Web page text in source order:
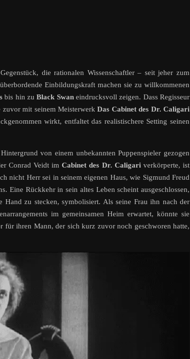
die rationalen Wissenschaftler – seit jeher zum
Einbildungskraft machen sie zu willkommenen
bis hin zuBlack Swaneindrucksvoll zeigen. Dass Regisseur
zuvor mit seinem MeisterwerkDas Cabinet des Dr. Caligari
wirkt, entfaltet das realistischere Setting seinen
von einem unbekannten Puppenspieler gezogen
Conrad Veidt imCabinet des Dr. Caligariverkörperte, ist
nicht Herr sei in seinem eigenen Haus, wie Sigmund Freud
Eine Rückkehr in sein altes Leben scheint ausgeschlossen,
zu stecken, symbolisiert. Als seine Frau ihn nach der
im gemeinsamen Heim erwartet, könnte sie
für ihren Mann, der sich kurz zuvor noch geschworen hatte,